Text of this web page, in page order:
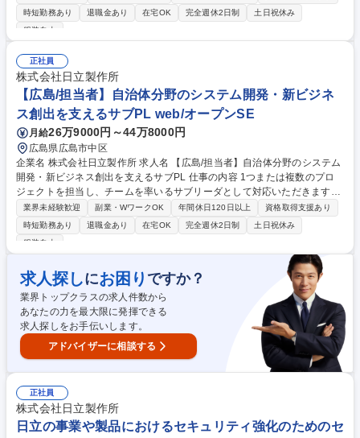
認し、問題がないかをチェックする業務 ※いわゆるSOC（Security Oper
ation Center：セキュリティ監視センター）業務にあたります。 ※業務内
【2399】【障がい者採用/茨城】情報セキュリティ担当
時短勤務あり
退職金あり 在宅OK 完全週休2日制
土日祝休み
服装自由
正社員
株式会社日立製作所
【広島/担当者】自治体分野のシステム開発・新ビジネ
ス創出を支えるサブPL web/オープンSE
月給26万9000円～44万8000円
広島県広島市中区
企業名 株式会社日立製作所 求人名 【広島/担当者】自治体分野のシステム
開発・新ビジネス創出を支えるサブPL 仕事の内容 1つまたは複数のプロ
ジェクトを担当し、チームを率いるサブリーダとして対応いただきます。
プロジェクトのビジョンと計画書の作成に重点を置き、プロジェクトを推
進いただきます。 ■上長の指導のもと、主体的にプロジェクト計画を作成
し、リソース・リスク・問題等のプロジェクトの管理全般を行います。 ■
だきます。 ◎クラウドサービスなどの最新技術を活用したソリューション
の提案や実現など、社内外のプロフェッショナルと共にお客様の求める新
規領域に対しチャレンジすることができます。 募集職種 【広島/担当者】
自治体分野のシステム開発・新ビジネス創出を支えるサブPL
業界未経験歓迎 副業・WワークOK 年間休日120日以上
資格取得支援あり
時短勤務あり
退職金あり 在宅OK 完全週休2日制
土日祝休み
服装自由
求人探しにお困り ですか？
業界トップクラスの求人件数から
あなたの力を最大限に発揮できる
求人探しをお手伝いします。
アドバイザーに相談する
正社員
株式会社日立製作所
日立の事業や製品におけるセキュリティ強化のためのセ